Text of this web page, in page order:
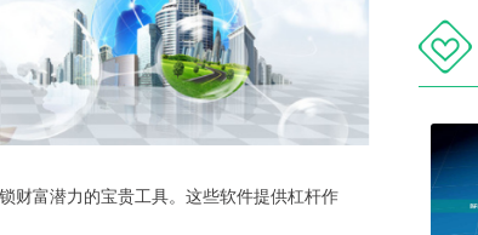
财富潜力的宝贵工具。这些软件提供杠杆作